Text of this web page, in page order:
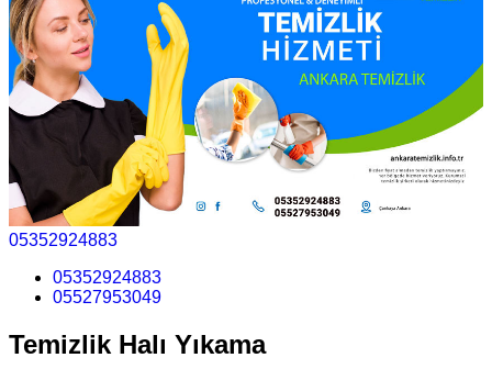
05352924883
05352924883
05527953049
Temizlik Halı Yıkama